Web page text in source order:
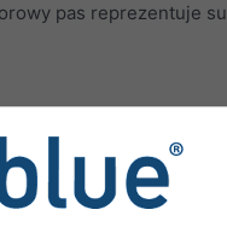
pas reprezentuje
Zmiana klimatu